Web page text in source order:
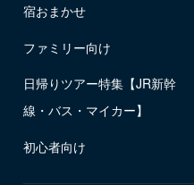
宿おまかせ
ファミリー向け
日帰りツアー特集【JR新幹
線・バス・マイカー】
初心者向け